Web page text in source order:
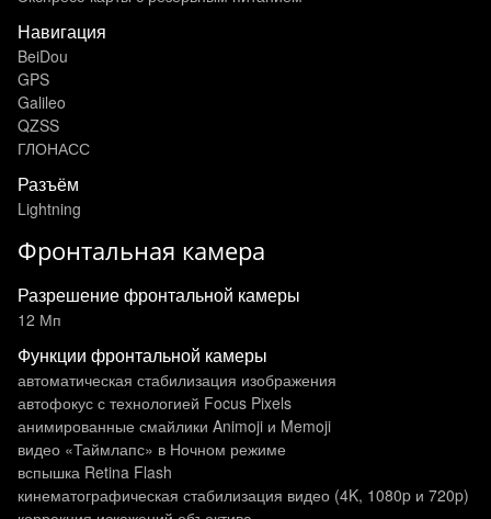
Навигация
BeiDou
GPS
Galileo
QZSS
ГЛОНАСС
Разъём
Lightning
Фронтальная камера
Разрешение фронтальной камеры
12 Мп
Функции фронтальной камеры
автоматическая стабилизация изображения
автофокус с технологией Focus Pixels
анимированные смайлики Animoji и Memoji
видео «Таймлапс» в Ночном режиме
вспышка Retina Flash
кинематографическая стабилизация видео (4K, 1080p и 720p)